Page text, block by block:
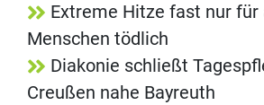
Extreme Hitze fast nur für
Menschen tödlich
Diakonie schließt
Creußen nahe Bayreuth